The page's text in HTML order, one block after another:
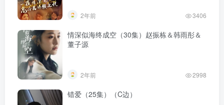
2年前 3406
情深似海终成空（30集）赵振栋＆韩雨彤＆
董子源
2年前 2998
错爱（25集）（C边）